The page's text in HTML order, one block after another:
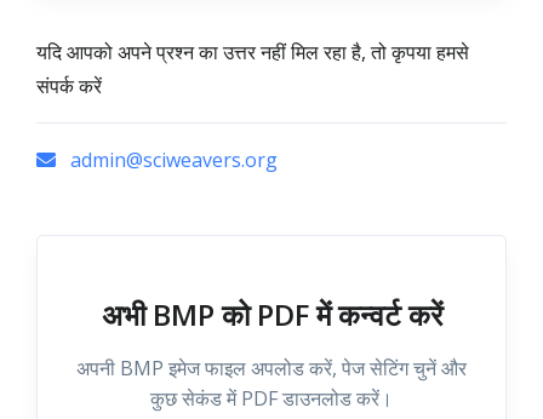
यदि आपको अपने प्रश्न का उत्तर नहीं मिल रहा है, तो कृपया हमसे
संपर्क करें
admin@sciweavers.org
अभी BMP को PDF में कन्वर्ट करें
अपनी BMP इमेज फाइल अपलोड करें, पेज सेटिंग चुनें और
कुछ सेकंड में PDF डाउनलोड करें।